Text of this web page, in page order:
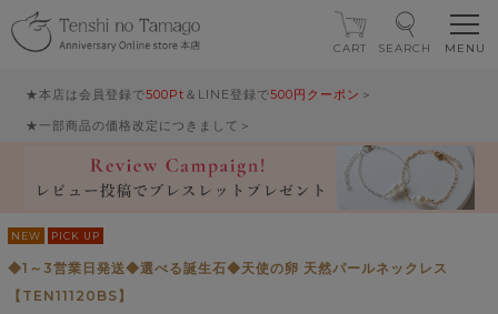
★本店は会員登録で500Pt ＆LINE登録で500円クーポン ＞
★一部商品の価格改定につきまして＞
CART SEARCH
NEW PICK UP
◆1～3営業日発送◆選べる誕生石◆天使の卵 天然パールネックレス
【TEN11120BS】